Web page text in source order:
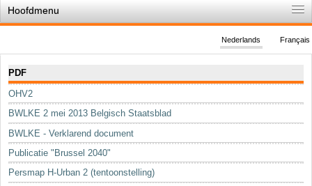
Hoofdmenu
De spelregels
Stedenbouwkundige vergunning
Cartografie
Studies en publicaties
Sleutelwoorden
Stedenbouwkundige inlichtingen
Français
Nederlands
PDF
OHV2
BWLKE 2 mei 2013 Belgisch Staatsblad
BWLKE - Verklarend document
Publicatie "Brussel 2040"
Persmap H-Urban 2 (tentoonstelling)